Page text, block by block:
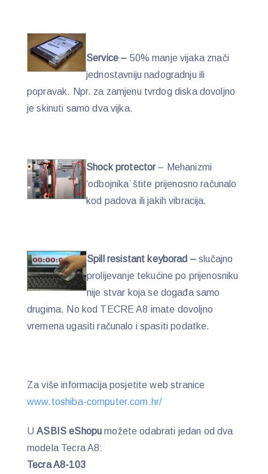
Service – 50% manje vijaka znači
jednostavniju nadogradnju ili
popravak. Npr. za zamjenu tvrdog diska dovoljno
je skinuti samo dva vijka.
Shock protector– Mehanizmi
‘odbojnika’ štite prijenosno računalo
kod padova ili jakih vibracija.
Spill resistant keyborad –slučajno
prolijevanje tekućine po prijenosniku
nije stvar koja se događa samo
drugima. No kod TECRE A8 imate dovoljno
vremena ugasiti računalo i spasiti podatke.
Za više informacija posjetite web stranice
www.toshiba-computer.com.hr/
UASBIS eShopu možete odabrati jedan od dva
modela Tecra A8:
Tecra A8-103